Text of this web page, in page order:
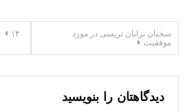
راهبری
سخنان برایان تریسی در مورد
موفقیت
دیدگاهتان را بنویسید